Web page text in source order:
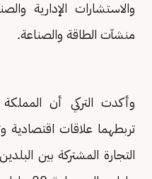
والاستشارات الإدارية
منشآت الطاقة والصناعة.
وأكدت التركي أن
تربطهما علاقات